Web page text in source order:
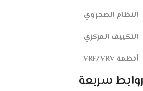
النظام الصحراوي
التكييف المركزي
أنظمة VRF/VRV
روابط سريعة